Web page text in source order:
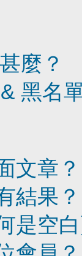
麼？
黑名
文章？
結果？
是空